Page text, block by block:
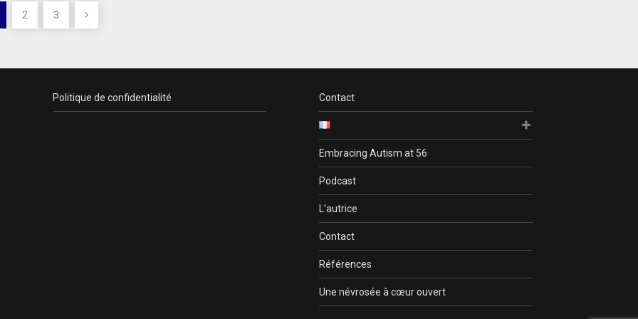
2 3
Politique de confidentialité Contact
Embracing Autism at 56
Podcast
L’autrice
Contact
Références
Une névrosée à cœur ouvert